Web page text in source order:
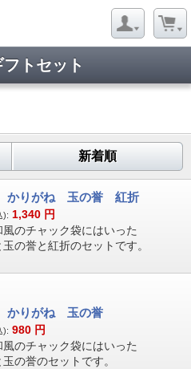
トセット
新着順
かりがね 玉の誉 紅折
): 1,340 円
のチャック袋にはいった
の誉と紅折のセットです。
かりがね 玉の誉
): 980 円
のチャック袋にはいった
の誉のセットです。